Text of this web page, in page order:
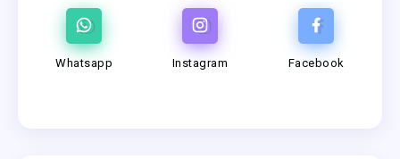
Whatsapp Instagram Facebook